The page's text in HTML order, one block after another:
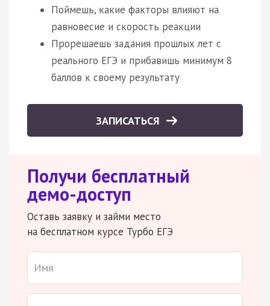
Поймешь, какие факторы влияют на
равновесие и скорость реакции
Прорешаешь задания прошлых лет с
реального ЕГЭ и прибавишь минимум 8
баллов к своему результату
ЗАПИСАТЬСЯ
Получи бесплатный
демо-доступ
Оставь заявку и займи место
на бесплатном курсе Турбо ЕГЭ